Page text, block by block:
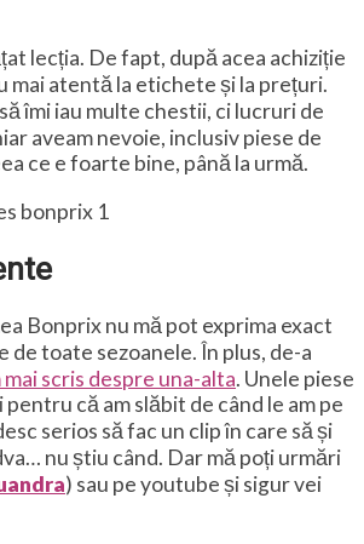
lecția. De fapt, după acea achiziție
mai atentă la etichete și la prețuri.
îmi iau multe chestii, ci lucruri de
aveam nevoie, inclusiv piese de
ce e foarte bine, până la urmă.
Bonprix nu mă pot exprima exact
de toate sezoanele. În plus, de-a
mai scris despre una-alta. Unele piese
pentru că am slăbit de când le am pe
serios să fac un clip în care să și
nu știu când. Dar mă poți urmări
) sau pe youtube și sigur vei